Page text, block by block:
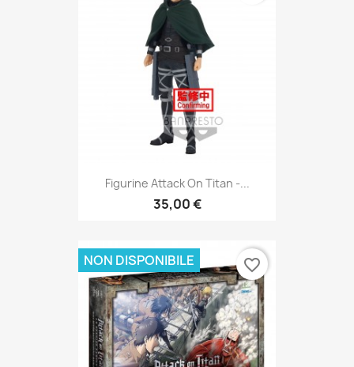
Figurine Attack On Titan -...
35,00 €
NON DISPONIBILE favorite_border